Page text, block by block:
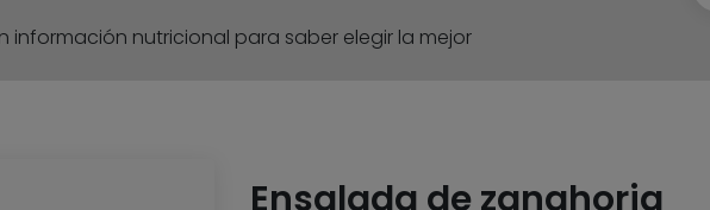
información nutricional para saber elegir la mejor
Ensalada de zanahoria